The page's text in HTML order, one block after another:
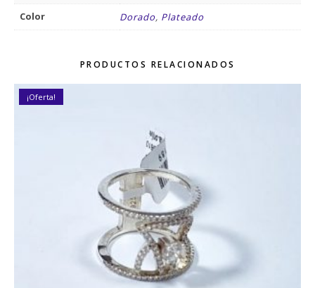
Color
Dorado, Plateado
PRODUCTOS RELACIONADOS
¡Oferta!